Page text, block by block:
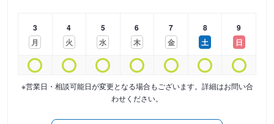
3
月
4
火
5
水
6
木
7
金
8
土
9
日
※営業日・相談可能日が変更となる場合もございます。詳細はお問い合
わせください。